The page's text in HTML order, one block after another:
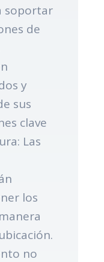
soportar
de
y
sus
clave
Las
los
no